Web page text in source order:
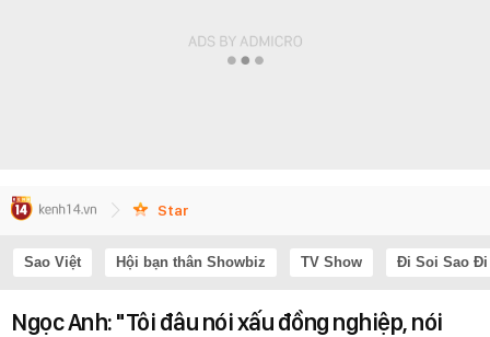
Star
Sao Việt Hội bạn thân Showbiz TV Show Đi Soi Sao Đi
Ngọc Anh: "Tôi đâu nói xấu đồng nghiệp, nói